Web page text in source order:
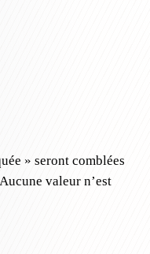
» seront comblées
valeur n’est